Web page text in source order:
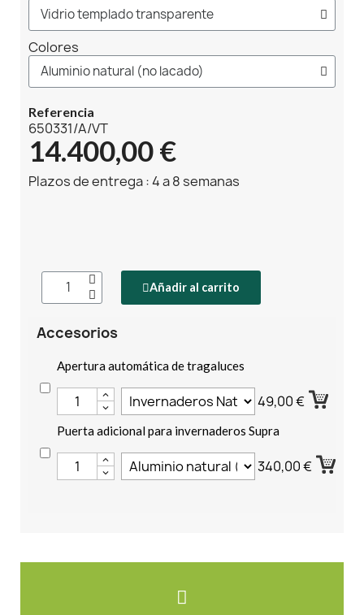
Colores
Referencia
650331/A/VT
14.400,00 €
Plazos de entrega : 4 a 8 semanas
Añadir al carrito
Accesorios
Apertura automática de tragaluces
49,00 €
Puerta adicional para invernaderos Supra
340,00 €